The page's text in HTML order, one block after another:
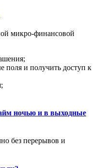
микро-финансовой
поля и получить доступ к
ночью и в выходные
без перерывов и